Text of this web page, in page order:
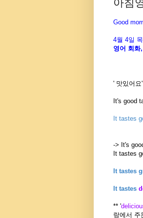
아침
Good
4월 4일
영어 회화,
' 맛있어요'
It's good
It tastes
-> It's
It tastes
It tastes
It tastes
** '
랑에서 주